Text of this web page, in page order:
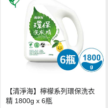
【清淨海】檸檬系列環保洗衣
精 1800g x 6瓶